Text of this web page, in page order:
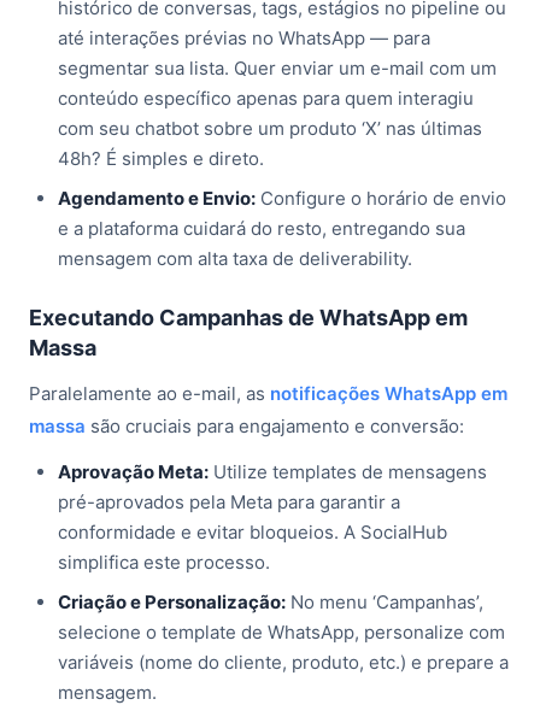
histórico de conversas, tags, estágios no pipeline ou
até interações prévias no WhatsApp — para
segmentar sua lista. Quer enviar um e-mail com um
conteúdo específico apenas para quem interagiu
com seu chatbot sobre um produto ‘X’ nas últimas
48h? É simples e direto.
Agendamento e Envio: Configure o horário de envio
e a plataforma cuidará do resto, entregando sua
mensagem com alta taxa de deliverability.
Executando Campanhas de WhatsApp em
Massa
Paralelamente ao e-mail, as notificações WhatsApp em
massa são cruciais para engajamento e conversão:
Aprovação Meta: Utilize templates de mensagens
pré-aprovados pela Meta para garantir a
conformidade e evitar bloqueios. A SocialHub
simplifica este processo.
Criação e Personalização: No menu ‘Campanhas’,
selecione o template de WhatsApp, personalize com
variáveis (nome do cliente, produto, etc.) e prepare a
mensagem.